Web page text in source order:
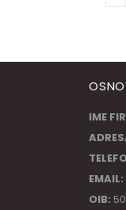
IME
EMAIL:
OIB: